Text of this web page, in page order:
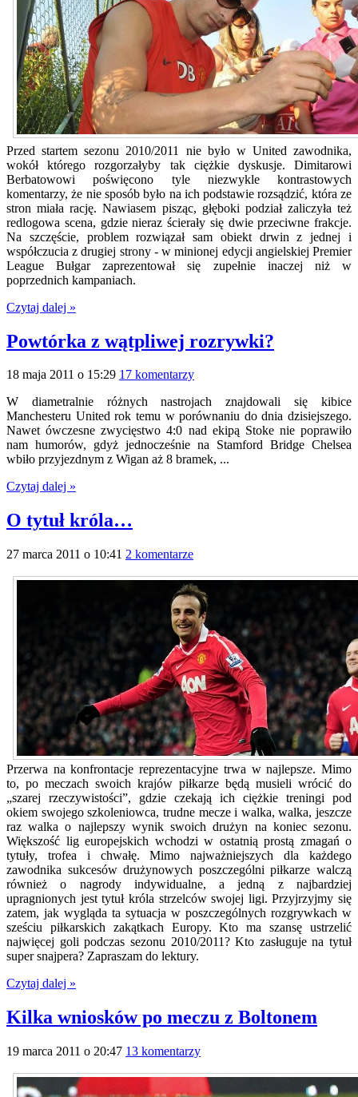
Przed startem sezonu 2010/2011 nie było w United zawodnika,
wokół którego rozgorzałyby tak ciężkie dyskusje. Dimitarowi
Berbatowowi poświęcono tyle niezwykle kontrastowych
komentarzy, że nie sposób było na ich podstawie rozsądzić, która ze
stron miała rację. Nawiasem pisząc, głęboki podział zaliczyła też
redlogowa scena, gdzie nieraz ścierały się dwie przeciwne frakcje.
Na szczęście, problem rozwiązał sam obiekt drwin z jednej i
współczucia z drugiej strony - w minionej edycji angielskiej Premier
League Bułgar zaprezentował się zupełnie inaczej niż w
poprzednich kampaniach.
Czytaj dalej »
Powtórka z wątpliwej rozrywki?
18 maja 2011 o 15:29 17 komentarzy
W diametralnie różnych nastrojach znajdowali się kibice
Manchesteru United rok temu w porównaniu do dnia dzisiejszego.
Nawet ówczesne zwycięstwo 4:0 nad ekipą Stoke nie poprawiło
nam humorów, gdyż jednocześnie na Stamford Bridge Chelsea
wbiło przyjezdnym z Wigan aż 8 bramek, ...
Czytaj dalej »
O tytuł króla…
27 marca 2011 o 10:41 2 komentarze
Przerwa na konfrontacje reprezentacyjne trwa w najlepsze. Mimo
to, po meczach swoich krajów piłkarze będą musieli wrócić do
„szarej rzeczywistości”, gdzie czekają ich ciężkie treningi pod
okiem swojego szkoleniowca, trudne mecze i walka, walka, jeszcze
raz walka o najlepszy wynik swoich drużyn na koniec sezonu.
Większość lig europejskich wchodzi w ostatnią prostą zmagań o
tytuły, trofea i chwałę. Mimo najważniejszych dla każdego
zawodnika sukcesów drużynowych poszczególni piłkarze walczą
również o nagrody indywidualne, a jedną z najbardziej
upragnionych jest tytuł króla strzelców swojej ligi. Przyjrzyjmy się
zatem, jak wygląda ta sytuacja w poszczególnych rozgrywkach w
sześciu piłkarskich zakątkach Europy. Kto ma szansę ustrzelić
najwięcej goli podczas sezonu 2010/2011? Kto zasługuje na tytuł
super snajpera? Zapraszam do lektury.
Czytaj dalej »
Kilka wniosków po meczu z Boltonem
19 marca 2011 o 20:47 13 komentarzy